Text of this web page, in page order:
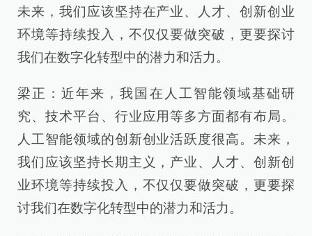
未来，我们应该坚持在产业、人才、创新创业
环境等持续投入，不仅仅要做突破，更要探讨
我们在数字化转型中的潜力和活力。
梁正：近年来，我国在人工智能领域基础研
究、技术平台、行业应用等多方面都有布局。
人工智能领域的创新创业活跃度很高。未来，
我们应该坚持长期主义，产业、人才、创新创
业环境等持续投入，不仅仅要做突破，更要探
讨我们在数字化转型中的潜力和活力。